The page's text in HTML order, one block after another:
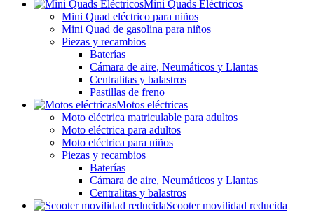
Mini Quads Eléctricos
Mini Quad eléctrico para niños
Mini Quad de gasolina para niños
Piezas y recambios
Baterías
Cámara de aire, Neumáticos y Llantas
Centralitas y balastros
Pastillas de freno
Motos eléctricas
Moto eléctrica matriculable para adultos
Moto eléctrica para adultos
Moto eléctrica para niños
Piezas y recambios
Baterías
Cámara de aire, Neumáticos y Llantas
Centralitas y balastros
Scooter movilidad reducida